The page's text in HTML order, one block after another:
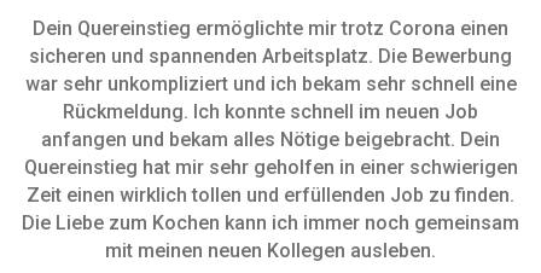
Dein Quereinstieg ermöglichte mir trotz Corona einen
sicheren und spannenden Arbeitsplatz. Die Bewerbung
war sehr unkompliziert und ich bekam sehr schnell eine
Rückmeldung. Ich konnte schnell im neuen Job
anfangen und bekam alles Nötige beigebracht. Dein
Quereinstieg hat mir sehr geholfen in einer schwierigen
Zeit einen wirklich tollen und erfüllenden Job zu finden.
Die Liebe zum Kochen kann ich immer noch gemeinsam
mit meinen neuen Kollegen ausleben.